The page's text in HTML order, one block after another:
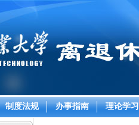
制度法规 办事指南 理论学习